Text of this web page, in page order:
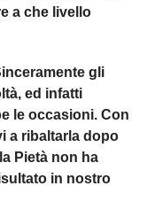
a che livello
gli
ed infatti
le occasioni. Con
a ribaltarla dopo
Pietà non ha
in nostro